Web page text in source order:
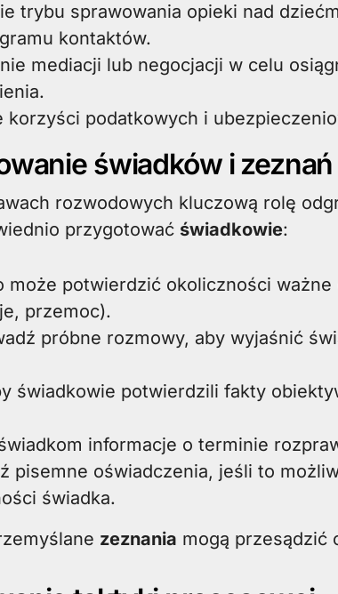
trybu sprawowania opieki nad
kontaktów.
mediacji lub negocjacji w celu
korzyści podatkowych i
świadków i zeznań
rozwodowych kluczową rolę
przygotować świadkowie:
może potwierdzić okoliczności
przemoc).
próbne rozmowy, aby wyjaśnić
świadkowie potwierdzili fakty
informacje o terminie
pisemne oświadczenia, jeśli to
świadka.
zeznania mogą przesądzić